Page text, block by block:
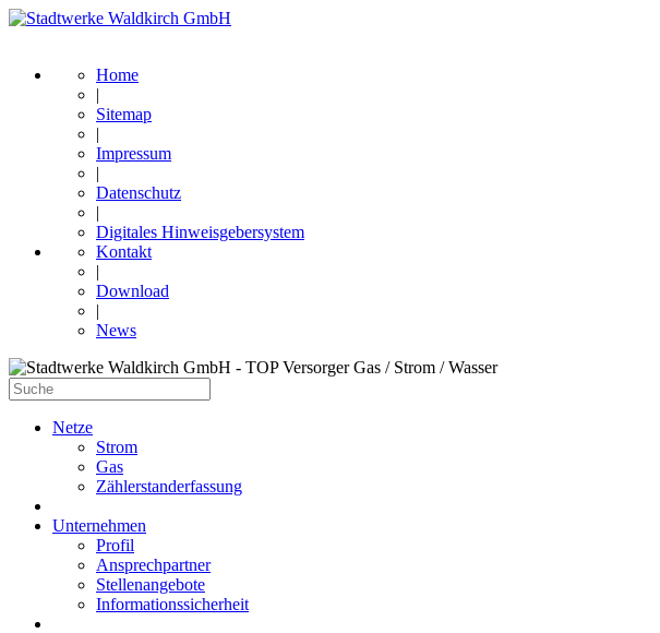
Home
|
Sitemap
|
Impressum
|
Datenschutz
|
Digitales Hinweisgebersystem
Kontakt
|
Download
|
News
Netze
Strom
Gas
Zählerstanderfassung
Unternehmen
Profil
Ansprechpartner
Stellenangebote
Informationssicherheit